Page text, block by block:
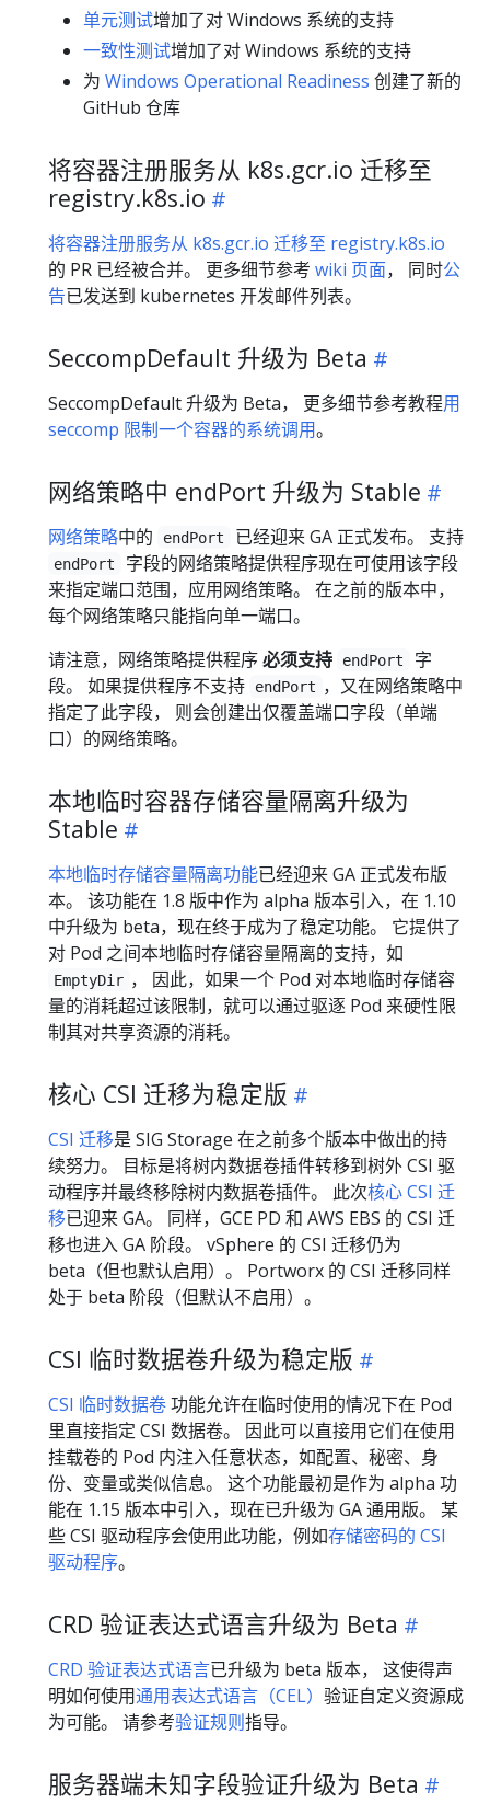
单元测试增加了对 Windows 系统的支持
一致性测试增加了对 Windows 系统的支持
为 Windows Operational Readiness 创建了新的
GitHub 仓库
将容器注册服务从 k8s.gcr.io 迁移至
registry.k8s.io
将容器注册服务从 k8s.gcr.io 迁移至 registry.k8s.io
的 PR 已经被合并。 更多细节参考 wiki 页面， 同时公
告已发送到 kubernetes 开发邮件列表。
SeccompDefault 升级为 Beta
SeccompDefault 升级为 Beta， 更多细节参考教程用
seccomp 限制一个容器的系统调用。
网络策略中 endPort 升级为 Stable
网络策略中的 endPort 已经迎来 GA 正式发布。 支持
endPort
字段的网络策略提供程序现在可使用该字段
来指定端口范围，应用网络策略。 在之前的版本中，
每个网络策略只能指向单一端口。
请注意，网络策略提供程序必须支持 endPort
字
段。 如果提供程序不支持
endPort ，又在网络策略中
指定了此字段， 则会创建出仅覆盖端口字段（单端
口）的网络策略。
本地临时容器存储容量隔离升级为
Stable
本地临时存储容量隔离功能已经迎来 GA 正式发布版
本。 该功能在 1.8 版中作为 alpha 版本引入，在 1.10
中升级为 beta，现在终于成为了稳定功能。 它提供了
对 Pod 之间本地临时存储容量隔离的支持，如
EmptyDir ， 因此，如果一个 Pod 对本地临时存储容
量的消耗超过该限制，就可以通过驱逐 Pod 来硬性限
制其对共享资源的消耗。
核心 CSI 迁移为稳定版
CSI 迁移是 SIG Storage 在之前多个版本中做出的持
续努力。 目标是将树内数据卷插件转移到树外 CSI 驱
动程序并最终移除树内数据卷插件。 此次核心 CSI 迁
移已迎来 GA。 同样，GCE PD 和 AWS EBS 的 CSI 迁
移也进入 GA 阶段。 vSphere 的 CSI 迁移仍为
beta（但也默认启用）。 Portworx 的 CSI 迁移同样
处于 beta 阶段（但默认不启用）。
CSI 临时数据卷升级为稳定版
CSI 临时数据卷功能允许在临时使用的情况下在 Pod
里直接指定 CSI 数据卷。 因此可以直接用它们在使用
挂载卷的 Pod 内注入任意状态，如配置、秘密、身
份、变量或类似信息。 这个功能最初是作为 alpha 功
能在 1.15 版本中引入，现在已升级为 GA 通用版。 某
些 CSI 驱动程序会使用此功能，例如存储密码的 CSI
驱动程序。
CRD 验证表达式语言升级为 Beta
CRD 验证表达式语言已升级为 beta 版本， 这使得声
明如何使用通用表达式语言（CEL） 验证自定义资源成
为可能。 请参考验证规则指导。
服务器端未知字段验证升级为 Beta